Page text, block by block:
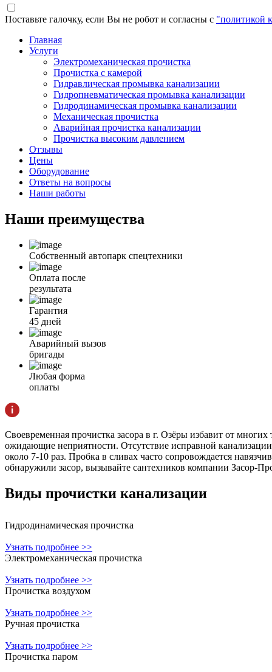
Поставьте галочку, если Вы не робот и согласны с "политикой
Главная
Услуги
Электромеханическая прочистка
Прочистка с камерой
Гидравлическая промывка канализации
Гидропневматическая промывка канализации
Гидродинамическая промывка канализации
Механическая прочистка
Аварийная прочистка канализации
Прочистка высоким давлением
Отзывы
Цены
Оборудование
Ответы на вопросы
Наши работы
Наши преимущества
Собственный автопарк спецтехники
Оплата после
результата
Гарантия
45 дней
Аварийный вызов
бригады
Любая форма
оплаты
Своевременная прочистка засора в г. Озёры избавит от
ожидающие неприятности. Отсутствие исправной
около 7-10 раз. Пробка в сливах часто сопровождается
обнаружили засор, вызывайте сантехников компании Засор-
Виды прочистки канализации
Гидродинамическая прочистка
Узнать подробнее >>
Электромеханическая прочистка
Узнать подробнее >>
Прочистка воздухом
Узнать подробнее >>
Ручная прочистка
Узнать подробнее >>
Прочистка паром